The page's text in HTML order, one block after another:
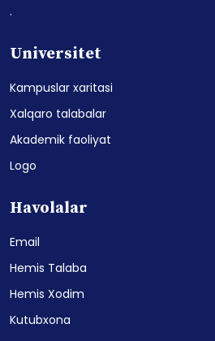
.
Universitet
Kampuslar xaritasi
Xalqaro talabalar
Akademik faoliyat
Logo
Havolalar
Email
Hemis Talaba
Hemis Xodim
Kutubxona